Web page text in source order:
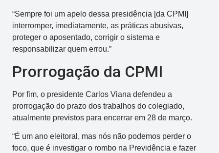
“Sempre foi um apelo dessa presidência [da CPMI]
interromper, imediatamente, as práticas abusivas,
proteger o aposentado, corrigir o sistema e
responsabilizar quem errou.”
Prorrogação da CPMI
Por fim, o presidente Carlos Viana defendeu a
prorrogação do prazo dos trabalhos do colegiado,
atualmente previstos para encerrar em 28 de março.
“É um ano eleitoral, mas nós não podemos perder o
foco, que é investigar o rombo na Previdência e fazer